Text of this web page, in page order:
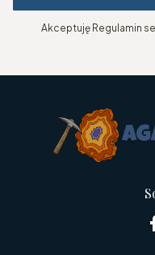
Akceptuję Regulamin